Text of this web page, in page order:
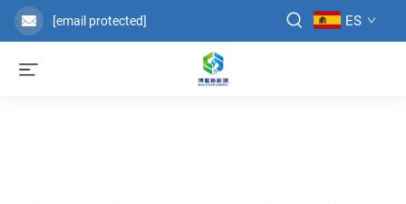
[email protected] ES